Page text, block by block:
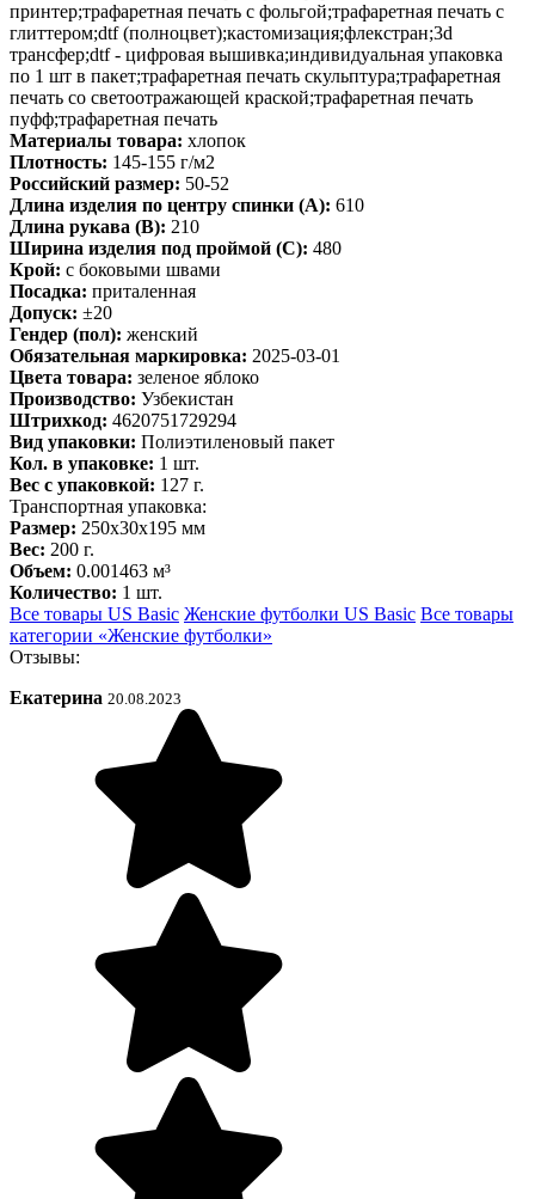
принтер;трафаретная печать с фольгой;трафаретная печать с
глиттером;dtf (полноцвет);кастомизация;флекстран;3d
трансфер;dtf - цифровая вышивка;индивидуальная упаковка
по 1 шт в пакет;трафаретная печать скульптура;трафаретная
печать со светоотражающей краской;трафаретная печать
пуфф;трафаретная печать
Материалы товара: хлопок
Плотность: 145-155 г/м2
Российский размер: 50-52
Длина изделия по центру спинки (A): 610
Длина рукава (B): 210
Ширина изделия под проймой (С): 480
Крой: с боковыми швами
Посадка: приталенная
Допуск: ±20
Гендер (пол): женский
Обязательная маркировка: 2025-03-01
Цвета товара: зеленое яблоко
Производство: Узбекистан
Штрихкод: 4620751729294
Вид упаковки: Полиэтиленовый пакет
Кол. в упаковке: 1 шт.
Вес с упаковкой: 127 г.
Транспортная упаковка:
Размер: 250x30x195 мм
Вес: 200 г.
Объем: 0.001463 м³
Количество: 1 шт.
Все товары US Basic Женские футболки US Basic Все товары
категории «Женские футболки»
Отзывы:
Екатерина 20.08.2023